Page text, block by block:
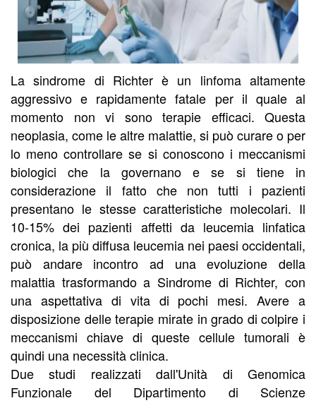
La sindrome di Richter è un linfoma altamente
aggressivo e rapidamente fatale per il quale al
momento non vi sono terapie efficaci. Questa
neoplasia, come le altre malattie, si può curare o per
lo meno controllare se si conoscono i meccanismi
biologici che la governano e se si tiene in
considerazione il fatto che non tutti i pazienti
presentano le stesse caratteristiche molecolari. Il
10-15% dei pazienti affetti da leucemia linfatica
cronica, la più diffusa leucemia nei paesi occidentali,
può andare incontro ad una evoluzione della
malattia trasformando a Sindrome di Richter, con
una aspettativa di vita di pochi mesi. Avere a
disposizione delle terapie mirate in grado di colpire i
meccanismi chiave di queste cellule tumorali è
quindi una necessità clinica.
Due studi realizzati dall'Unità di Genomica
Funzionale del Dipartimento di Scienze